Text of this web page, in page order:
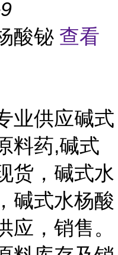
酸铋 查看
业供应碱式
料药,碱式
货，碱式水
碱式水杨酸
应，销售。